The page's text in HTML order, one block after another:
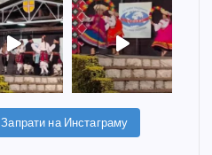
Запрати на Инстаграму